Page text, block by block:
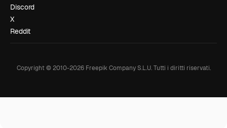
Discord
X
Reddit
Copyright © 2010-2026Freepik Company S.L.U. Tutti i diritti riservati.